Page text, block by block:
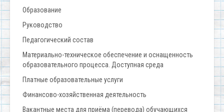
Образование
Руководство
Педагогический состав
Материально-техническое обеспечение и оснащенность
образовательного процесса. Доступная среда
Платные образовательные услуги
Финансово-хозяйственная деятельность
Вакантные места для приёма (перевода) обучающихся